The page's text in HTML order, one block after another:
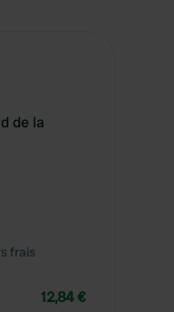
de la
frais
12,84 €